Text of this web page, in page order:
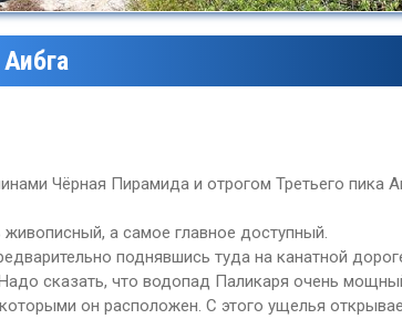
Чёрная Пирамида и отрогом Третьего пика
а самое главное доступный.
поднявшись туда на канатной
сказать, что водопад Паликаря очень
он расположен. С этого ущелья